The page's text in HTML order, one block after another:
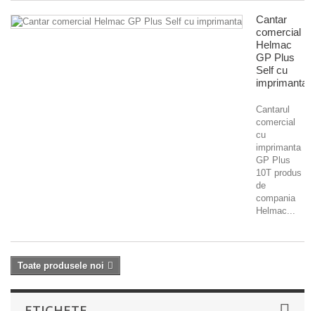
Cantar
comercial
Helmac
GP Plus
Self cu
imprimanta
Cantarul
comercial
cu
imprimanta
GP Plus
10T produs
de
compania
Helmac...
Toate produsele noi